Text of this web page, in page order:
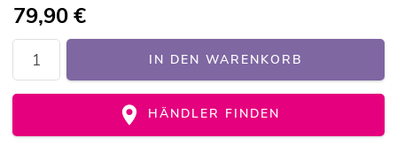
79,90€
IN DEN WARENKORB
HÄNDLER FINDEN